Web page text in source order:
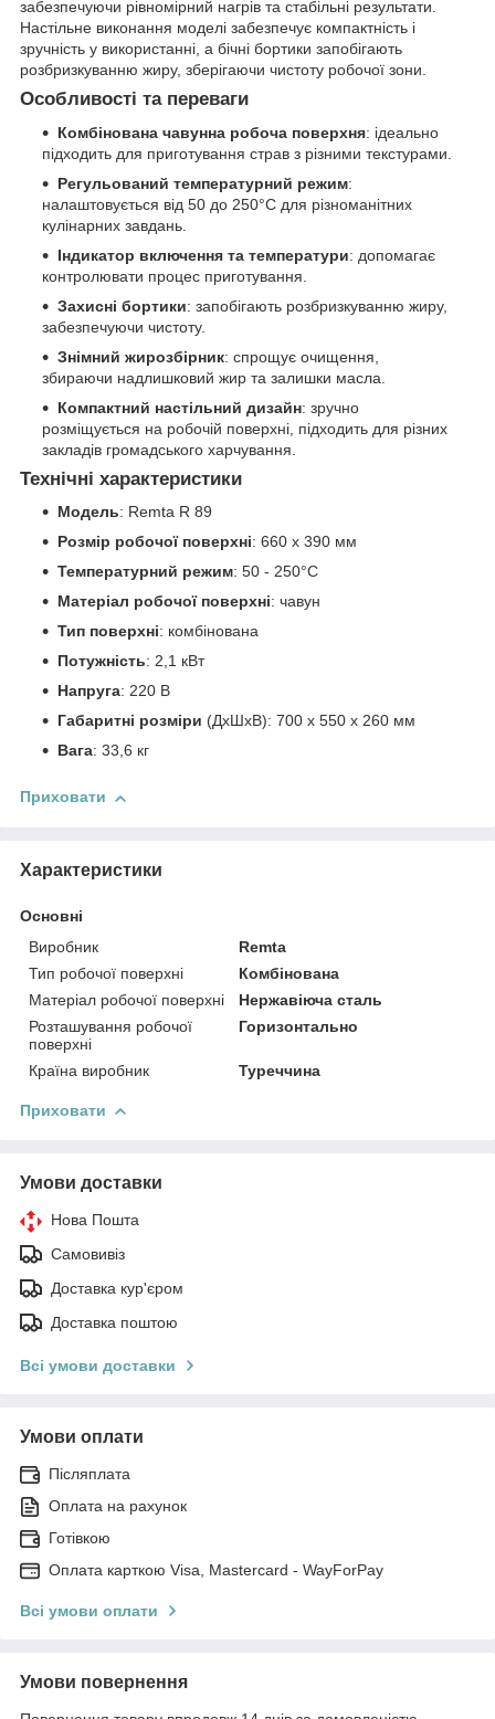
забезпечуючи рівномірний нагрів та стабільні результати.
Настільне виконання моделі забезпечує компактність і
зручність у використанні, а бічні бортики запобігають
розбризкуванню жиру, зберігаючи чистоту робочої зони.
Особливості та переваги
Комбінована чавунна робоча поверхня: ідеально
підходить для приготування страв з різними текстурами.
Регульований температурний режим:
налаштовується від 50 до 250°C для різноманітних
кулінарних завдань.
Індикатор включення та температури: допомагає
контролювати процес приготування.
Захисні бортики: запобігають розбризкуванню жиру,
забезпечуючи чистоту.
Знімний жирозбірник: спрощує очищення,
збираючи надлишковий жир та залишки масла.
Компактний настільний дизайн: зручно
розміщується на робочій поверхні, підходить для різних
закладів громадського харчування.
Технічні характеристики
Модель: Remta R 89
Розмір робочої поверхні: 660 х 390 мм
Температурний режим: 50 - 250°C
Матеріал робочої поверхні: чавун
Тип поверхні: комбінована
Потужність: 2,1 кВт
Напруга: 220 В
Габаритні розміри (ДхШхВ): 700 х 550 х 260 мм
Вага: 33,6 кг
Приховати
Характеристики
Основні
Виробник
Remta
Тип робочої поверхні
Комбінована
Матеріал робочої поверхні
Нержавіюча сталь
Розташування робочої
поверхні
Горизонтально
Країна виробник Туреччина
Приховати
Умови доставки
Нова Пошта
Самовивіз
Доставка кур'єром
Доставка поштою
Всі умови доставки
Умови оплати
Післяплата
Оплата на рахунок
Готівкою
Оплата карткою Visa, Mastercard - WayForPay
Всі умови оплати
Умови повернення